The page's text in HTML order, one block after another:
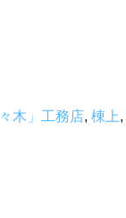
木」工務店, 棟上,